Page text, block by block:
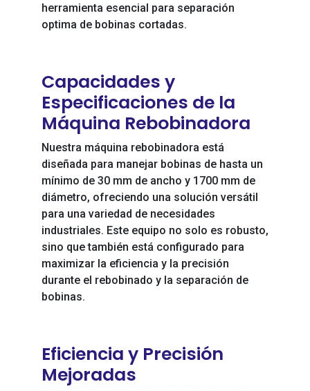
herramienta esencial para separación
optima de bobinas cortadas.
Capacidades y
Especificaciones de la
Máquina Rebobinadora
Nuestra máquina rebobinadora está
diseñada para manejar bobinas de hasta un
mínimo de 30 mm de ancho y 1700 mm de
diámetro, ofreciendo una solución versátil
para una variedad de necesidades
industriales. Este equipo no solo es robusto,
sino que también está configurado para
maximizar la eficiencia y la precisión
durante el rebobinado y la separación de
bobinas.
Eficiencia y Precisión
Mejoradas